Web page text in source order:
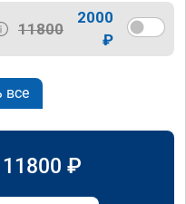
11800
2000
₽
все
11800 ₽